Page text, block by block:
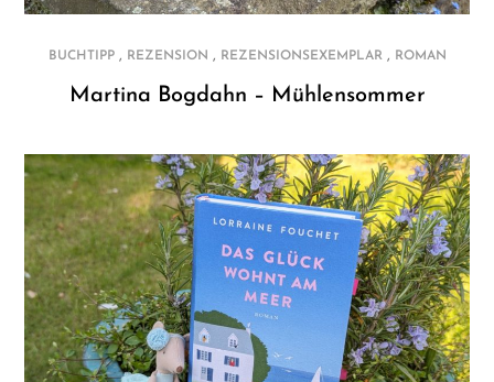
BUCHTIPP, REZENSION , REZENSIONSEXEMPLAR, ROMAN
Martina Bogdahn – Mühlensommer